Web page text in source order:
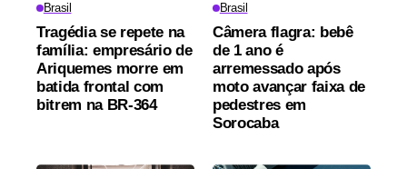
Brasil
Tragédia se repete na
família: empresário de
Ariquemes morre em
batida frontal com
bitrem na BR-364
Brasil
Câmera flagra: bebê
de 1 ano é
arremessado após
moto avançar faixa de
pedestres em
Sorocaba